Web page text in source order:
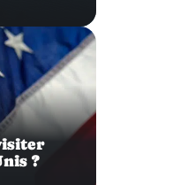
?